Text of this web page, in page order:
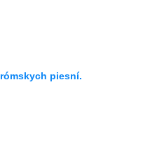
rómskych piesní.